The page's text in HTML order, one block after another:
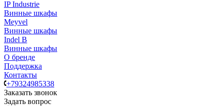
IP Industrie
Винные шкафы
Meyvel
Винные шкафы
Indel B
Винные шкафы
О бренде
Поддержка
Контакты
+79324985338
Заказать звонок
Задать вопрос